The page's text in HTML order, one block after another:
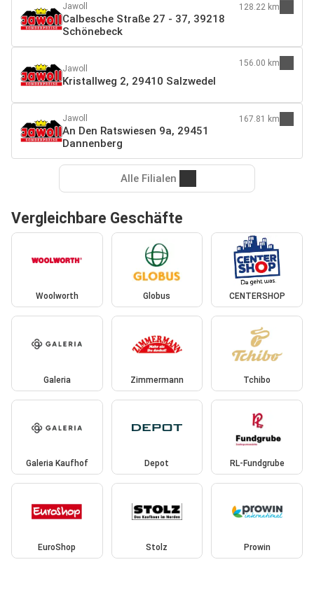
Jawoll
Calbesche Straße 27 - 37, 39218
Schönebeck
128.22 km
Jawoll
Kristallweg 2, 29410 Salzwedel
156.00 km
Jawoll
An Den Ratswiesen 9a, 29451
Dannenberg
167.81 km
Alle Filialen
Vergleichbare Geschäfte
Woolworth Globus CENTERSHOP
Galeria Zimmermann Tchibo
Galeria Kaufhof Depot RL-Fundgrube
EuroShop Stolz Prowin